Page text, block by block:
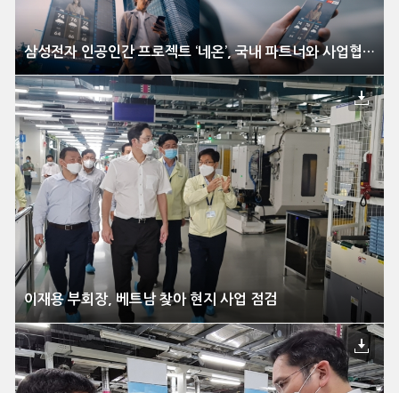
삼성전자 인공인간 프로젝트 ‘네온’, 국내 파트너와 사업협력 개시
이재용 부회장, 베트남 찾아 현지 사업 점검